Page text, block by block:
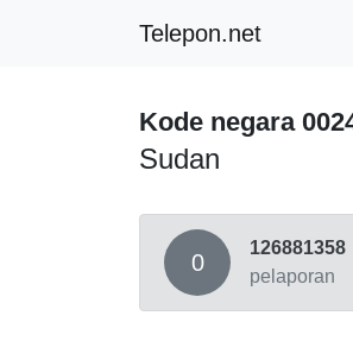
Telepon.net
Kode negara
Sudan
0
126881358
pelaporan